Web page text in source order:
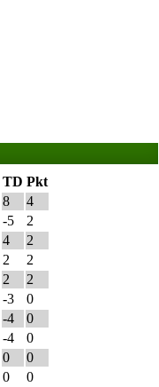
TD Pkt
8
4
-5
2
4
2
2
2
2
2
-3
0
-4
0
-4
0
0
0
0
0